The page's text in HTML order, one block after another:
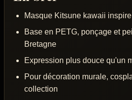
Masque Kitsune kawaii
Base en PETG, ponçage et
Bretagne
Expression plus douce qu'un
Pour décoration murale,
collection